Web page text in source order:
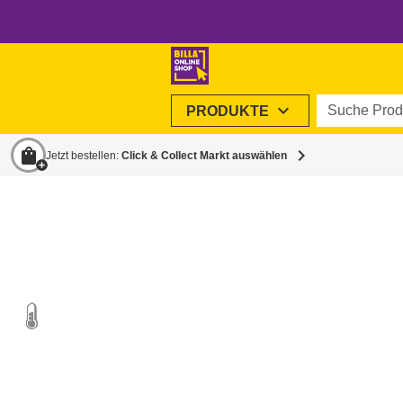
PRODUKTE expand_more Suche
shopping_bag Jetzt bestellen: Click & Collect Markt auswählen chevron_right